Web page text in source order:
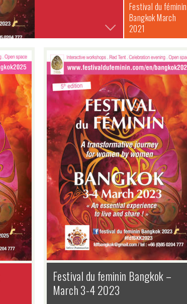
Festival du
féminin Bangkok
March 2025
If you would like to
contact Sylvie BARADEL,
organiser of the
Women’s Festival in
Bangkok and
Ambassador of the
Women’s […]
Festival du
féminin Bangkok
March 2021
Festival du féminin
Bangkok March
2021
Festival du féminin
Bangkok March
2025
Festival du feminin
Bangkok March
2023
Festival du feminin Bangkok –
March 3-4 2023